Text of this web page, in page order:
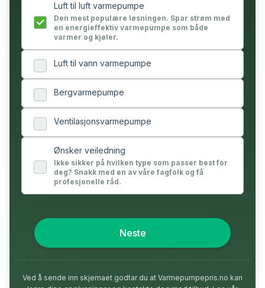
Luft til luft varmepumpe
Den mest populære løsningen. Spar strøm med
en energieffektiv varmepumpe som både
varmer og kjøler.
Luft til vann varmepumpe
Bergvarmepumpe
Ventilasjonsvarmepumpe
Ønsker veiledning
Ikke sikker på hvilken type som passer best for
deg? Snakk med en av våre fagfolk og få
profesjonelle råd.
Neste
Ved å sende inn skjemaet godtar du at Varmepumpepris.no kan